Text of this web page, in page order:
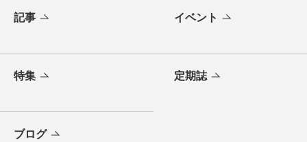
記事 イベント
特集 定期誌
ブログ